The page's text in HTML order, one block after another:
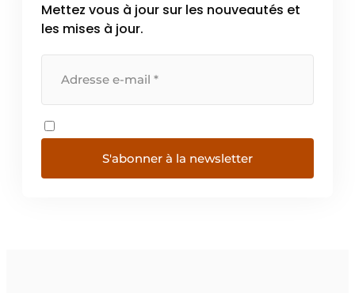
Mettez vous à jour sur les nouveautés et
les mises à jour.
S'abonner à la newsletter